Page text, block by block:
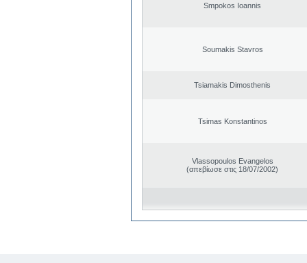
Smpokos Ioannis
Soumakis Stavros
Tsiamakis Dimosthenis
Tsimas Konstantinos
Vlassopoulos Evangelos
(απεβίωσε στις 18/07/2002)